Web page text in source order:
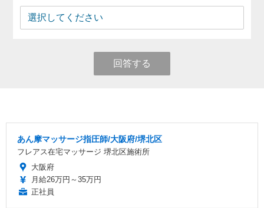
回答する
あん摩マッサージ指圧師/大阪府/堺北区
フレアス在宅マッサージ 堺北区施術所
大阪府
月給26万円～35万円
正社員